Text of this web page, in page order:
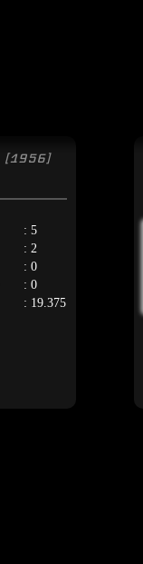
[1956]
: 5
: 2
: 0
: 0
: 19.375